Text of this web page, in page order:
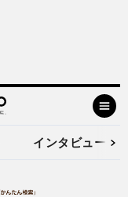
インタビュー